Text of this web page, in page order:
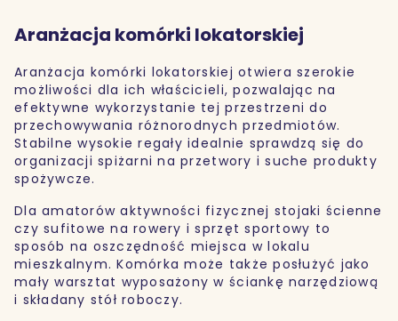
Aranżacja komórki lokatorskiej
Aranżacja komórki lokatorskiej otwiera szerokie
możliwości dla ich właścicieli, pozwalając na
efektywne wykorzystanie tej przestrzeni do
przechowywania różnorodnych przedmiotów.
Stabilne wysokie regały idealnie sprawdzą się do
organizacji spiżarni na przetwory i suche produkty
spożywcze.
Dla amatorów aktywności fizycznej stojaki ścienne
czy sufitowe na rowery i sprzęt sportowy to
sposób na oszczędność miejsca w lokalu
mieszkalnym. Komórka może także posłużyć jako
mały warsztat wyposażony w ściankę narzędziową
i składany stół roboczy.